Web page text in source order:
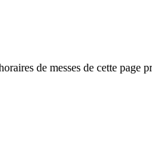
de messes de cette page